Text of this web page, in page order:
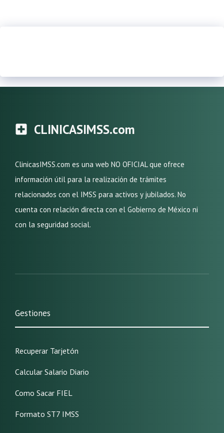
CLINICASIMSS.com
ClinicasIMSS.com es una web NO OFICIAL que ofrece
información útil para la realización de trámites
relacionados con el IMSS para activos y jubilados. No
cuenta con relación directa con el Gobierno de México ni
con la seguridad social.
Gestiones
Recuperar Tarjetón
Calcular Salario Diario
Como Sacar FIEL
Formato ST7 IMSS